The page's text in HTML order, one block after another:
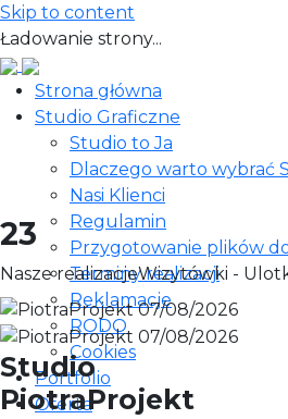
Skip to content
Ładowanie strony...
Strona główna
Studio Graficzne
Studio to Ja
Dlaczego warto wybrać
Nasi Klienci
Regulamin
Przygotowanie plików
Terminy realizacji
Reklamacje
RODO
Cookies
Portfolio
Oferta
23
Nasze realizacjeWizytówki -
Studio
PiotraProjekt